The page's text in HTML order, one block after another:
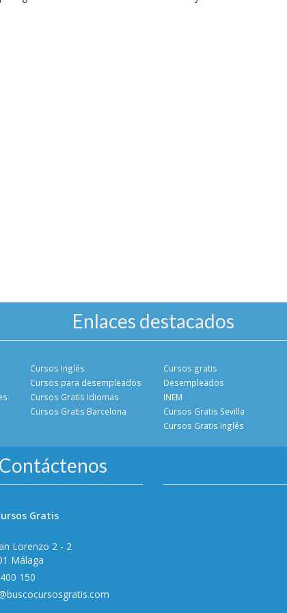
Enlaces destacados
Cursos Inglés
Cursos para desempleados
Cursos Gratis Idiomas
Cursos Gratis Barcelona
Cursos gratis
Desempleados
INEM
Cursos Gratis Sevilla
Cursos Gratis Inglés
Contáctenos
Gratis
Lorenzo 2 - 2
Málaga
150